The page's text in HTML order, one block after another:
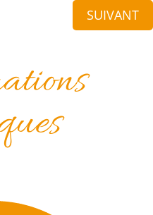
SUIVANT